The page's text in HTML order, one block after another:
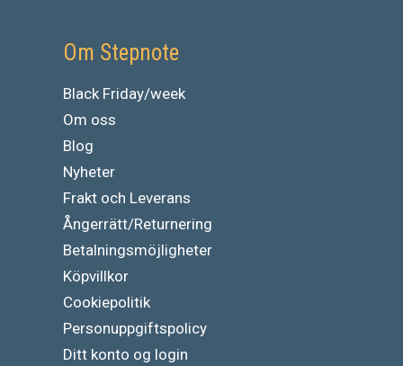
Om Stepnote
Black Friday/week
Om oss
Blog
Nyheter
Frakt och Leverans
Ångerrätt/Returnering
Betalningsmöjligheter
Köpvillkor
Cookiepolitik
Personuppgiftspolicy
Ditt konto og login